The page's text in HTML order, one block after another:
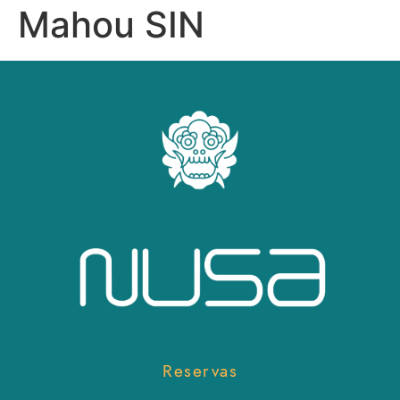
Mahou SIN
Reservas